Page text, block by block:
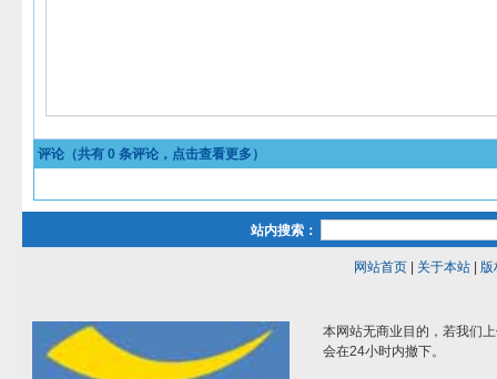
评论（共有 0 条评论，点击查看更多）
站内搜索：
网站首页| 关于本站| 版
本网站无商业目的，若我们
会在24小时内撤下。